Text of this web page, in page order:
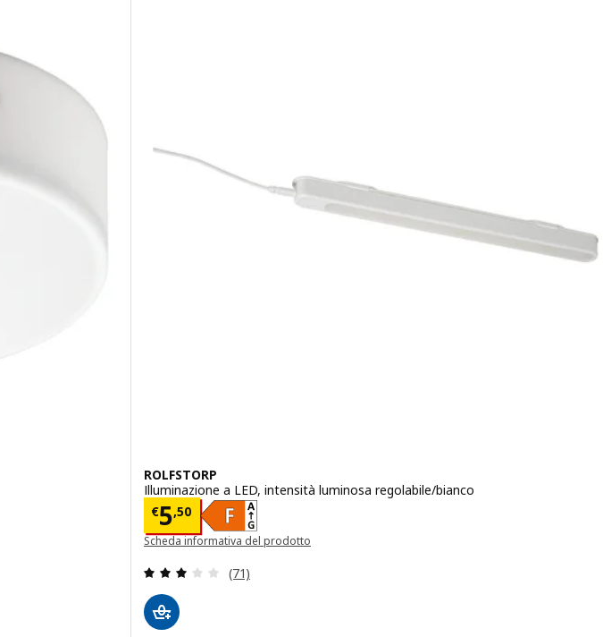
ROLFSTORP
Illuminazione a LED, intensità luminosa regolabile/bianco
€5,50
Prezzo € 5,50
Scheda informativa del prodotto
Recensione: 2.9 fuori da 5 stelle. Totale recensioni:
(71)